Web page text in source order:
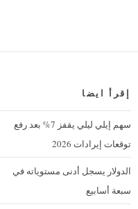
إقرأ ايضا
سهم إيلي ليلي يقفز 7% بعد رفع
توقعات إيرادات 2026
الدولار يسجل أدنى مستوياته في
سبعة أسابيع